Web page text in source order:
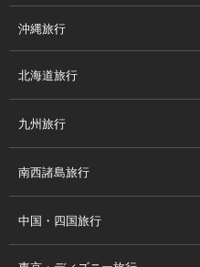
沖縄旅行
北海道旅行
九州旅行
南西諸島旅行
中国・四国旅行